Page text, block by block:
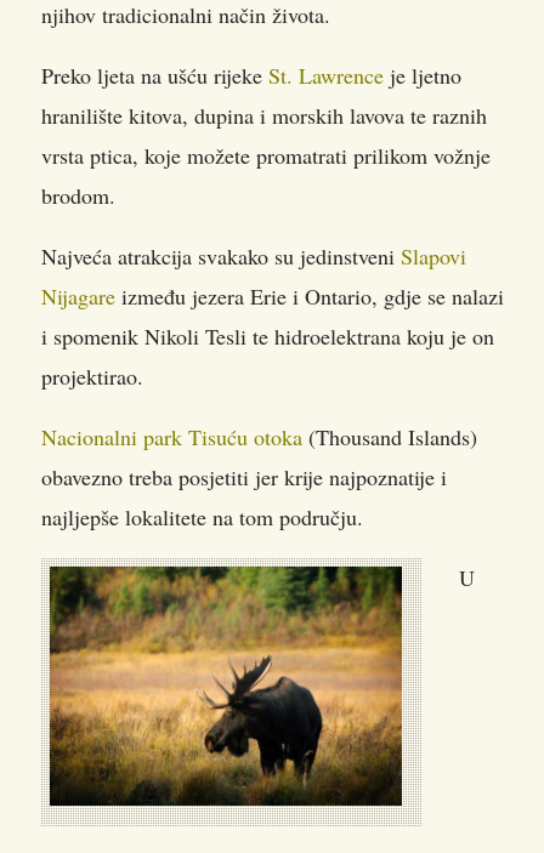
njihov tradicionalni način života.
Preko ljeta na ušću rijeke St. Lawrence je ljetno
hranilište kitova, dupina i morskih lavova te raznih
vrsta ptica, koje možete promatrati prilikom vožnje
brodom.
Najveća atrakcija svakako su jedinstveni Slapovi
Nijagare između jezera Erie i Ontario, gdje se nalazi
i spomenik Nikoli Tesli te hidroelektrana koju je on
projektirao.
Nacionalni park Tisuću otoka (Thousand Islands)
obavezno treba posjetiti jer krije najpoznatije i
najljepše lokalitete na tom području.
U